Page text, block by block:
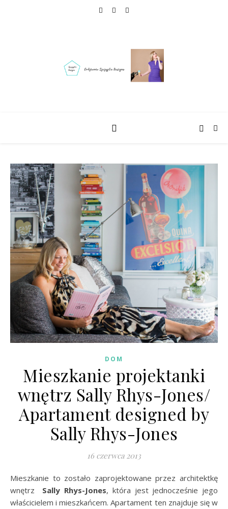
DOM
Mieszkanie projektanki
wnętrz Sally Rhys-Jones/
Apartament designed by
Sally Rhys-Jones
16 czerwca 2013
Mieszkanie to zostało zaprojektowane przez architektkę
wnętrz Sally Rhys-Jones, która jest jednocześnie jego
właścicielem i mieszkańcem. Apartament ten znajduje się w